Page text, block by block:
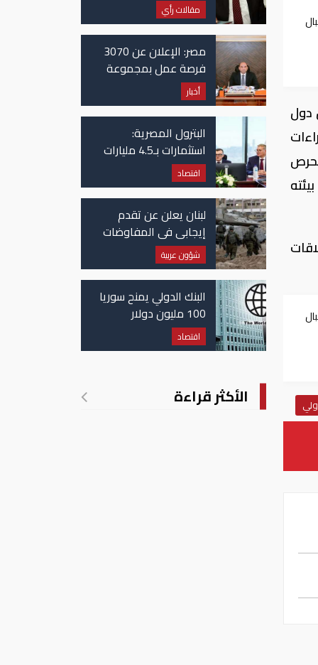
دول
مقالات رأي
مصر: الإعلان عن 3070
فرصة عمل بمجموعة
طلعت مصطفى
أخبار
البترول المصرية:
استثمارات بـ4.5 مليارات
دولار لزيادة الإنتاج
المحلي وتقليل الاستيراد
اقتصاد
لبنان يعلن عن تقدم
إيجابي في المفاوضات
مع إسرائيل.. وأمريكا
تضغط لوقف النار في
غزة
شؤون عربية
البنك الدولي يمنح سوريا
100 مليون دولار
اقتصاد
الأكثر قراءة